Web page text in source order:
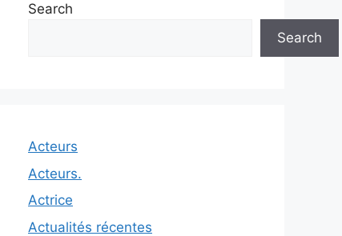
Search
Search
Acteurs
Acteurs.
Actrice
Actualités récentes